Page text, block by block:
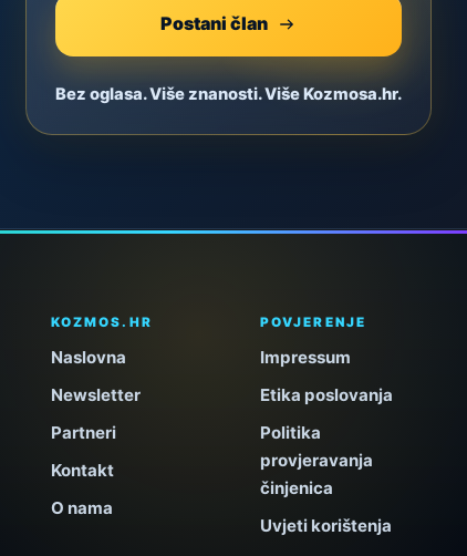
Postani član
Bez oglasa. Više znanosti. Više Kozmosa.hr.
KOZMOS.HR
Naslovna
Newsletter
Partneri
Kontakt
O nama
POVJERENJE
Impressum
Etika poslovanja
Politika
provjeravanja
činjenica
Uvjeti korištenja